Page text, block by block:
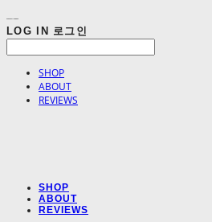
LOG IN 로그인
SHOP
ABOUT
REVIEWS
SHOP
ABOUT
REVIEWS